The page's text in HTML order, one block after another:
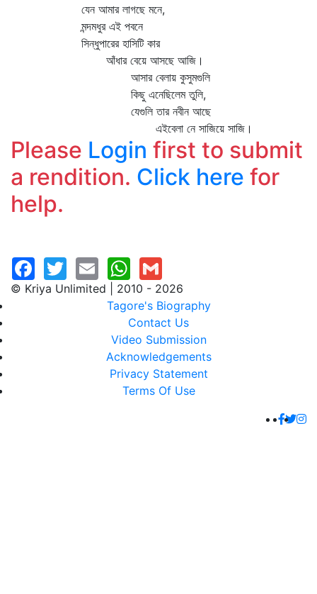
যেন আমার লাগছে মনে,
মন্দমধুর এই পবনে
সিন্ধুপারের হাসিটি কার
আঁধার বেয়ে আসছে আজি।
আসার বেলায় কুসুমগুলি
কিছু এনেছিলেম তুলি,
যেগুলি তার নবীন আছে
এইবেলা নে সাজিয়ে সাজি।
Please Login first to submit
a rendition. Click here for
help.
© Kriya Unlimited | 2010 - 2026
Tagore's Biography
Contact Us
Video Submission
Acknowledgements
Privacy Statement
Terms Of Use